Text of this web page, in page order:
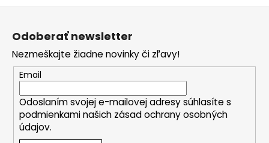
Z
Odoberať newsletter
Nezmeškajte žiadne novinky či zľavy!
Email
Odoslaním svojej e-mailovej adresy súhlasíte s
podmienkami našich zásad ochrany osobných
údajov.